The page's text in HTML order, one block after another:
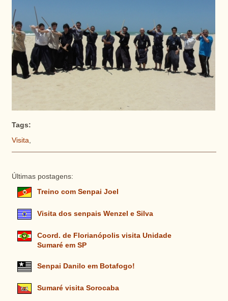
Tags:
Visita
Últimas postagens:
Treino com Senpai Joel
Visita dos senpais Wenzel e Silva
Coord. de Florianópolis visita Unidade
Sumaré em SP
Senpai Danilo em Botafogo!
Sumaré visita Sorocaba